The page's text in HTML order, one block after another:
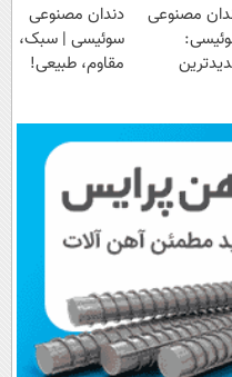
مصنوعی
قسطی
دندان مصنوعی
سوئیسی | سبک،
مقاوم، طبیعی!
اقساطی😍